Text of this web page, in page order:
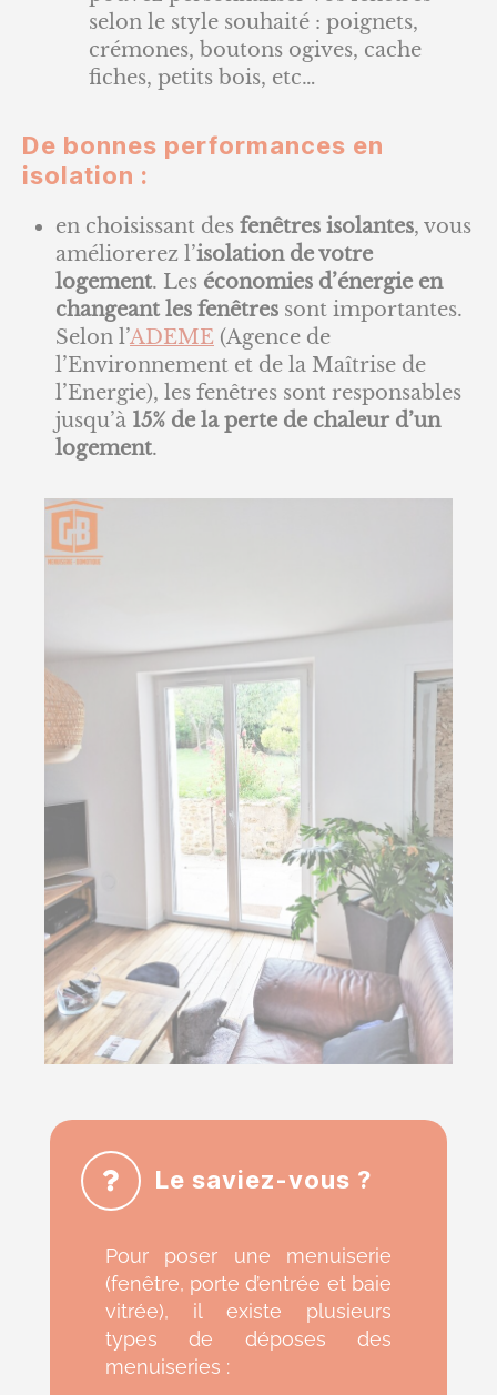
selon le style souhaité : poignets,
crémones, boutons ogives, cache
fiches, petits bois, etc…
De bonnes performances en
isolation :
en choisissant des fenêtres isolantes, vous
améliorerez l’isolation de votre
logement. Les économies d’énergie en
changeant les fenêtres sont importantes.
Selon l’ADEME (Agence de
l’Environnement et de la Maîtrise de
l’Energie), les fenêtres sont responsables
jusqu’à 15% de la perte de chaleur d’un
logement.
Le saviez-vous ?
Pour poser une menuiserie
(fenêtre, porte d’entrée et baie
vitrée), il existe plusieurs
types de déposes des
menuiseries :